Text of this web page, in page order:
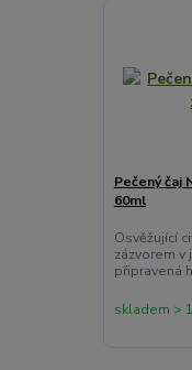
Pečený čaj
60ml
Osvěžující
zázvorem v
připravená
skladem >